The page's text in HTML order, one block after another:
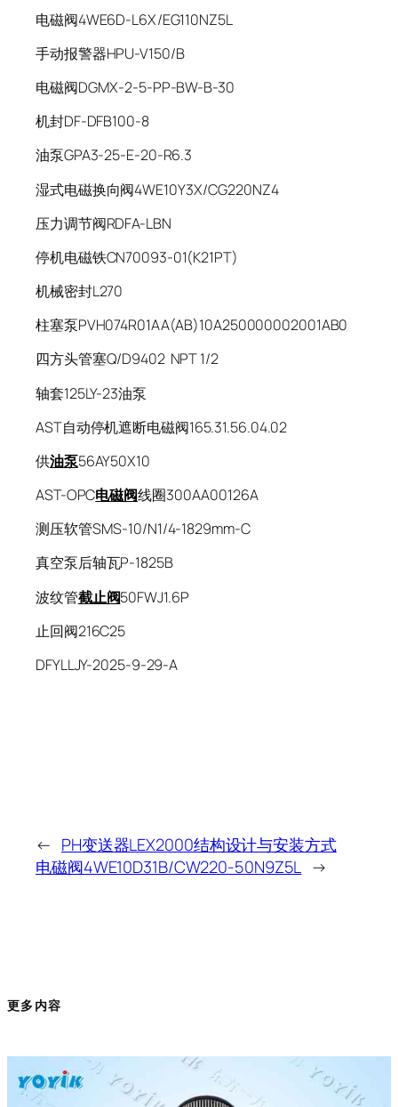
电磁阀4WE6D-L6X/EG110NZ5L
手动报警器HPU-V150/B
电磁阀DGMX-2-5-PP-BW-B-30
机封DF-DFB100-8
油泵GPA3-25-E-20-R6.3
湿式电磁换向阀4WE10Y3X/CG220NZ4
压力调节阀RDFA-LBN
停机电磁铁CN70093-01(K21PT)
机械密封L270
柱塞泵PVH074R01AA(AB)10A250000002001AB0
四方头管塞Q/D9402 NPT 1/2
轴套125LY-23油泵
AST自动停机遮断电磁阀165.31.56.04.02
供油泵56AY50X10
AST-OPC电磁阀线圈300AA00126A
测压软管SMS-10/N1/4-1829mm-C
真空泵后轴瓦P-1825B
波纹管截止阀50FWJ1.6P
止回阀216C25
DFYLLJY-2025-9-29-A
← PH变送器LEX2000结构设计与安装方式
电磁阀4WE10D31B/CW220-50N9Z5L →
更多内容